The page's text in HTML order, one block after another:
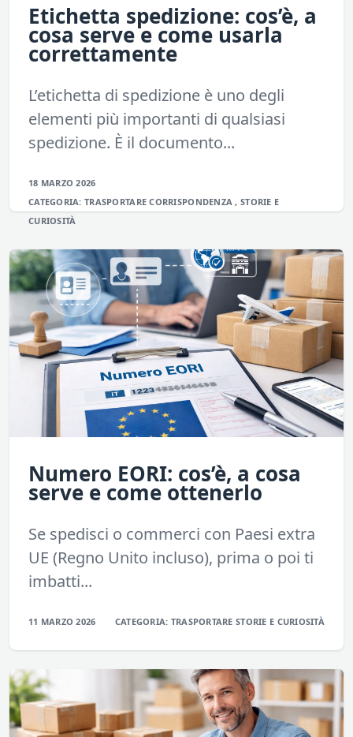
Etichetta spedizione: cos’è, a
cosa serve e come usarla
correttamente
L’etichetta di spedizione è uno degli
elementi più importanti di qualsiasi
spedizione. È il documento...
18 MARZO 2026
CATEGORIA:TRASPORTARECORRISPONDENZA,STORIE E
CURIOSITÀ
Numero EORI: cos’è, a cosa
serve e come ottenerlo
Se spedisci o commerci con Paesi extra
UE (Regno Unito incluso), prima o poi ti
imbatti...
11 MARZO 2026 CATEGORIA: TRASPORTARESTORIE E CURIOSITÀ